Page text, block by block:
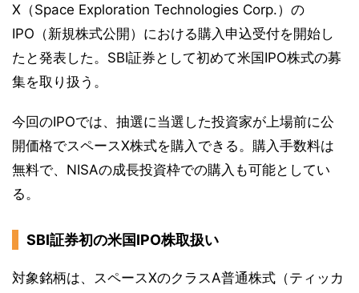
X（Space Exploration Technologies Corp.）の
IPO（新規株式公開）における購入申込受付を開始し
たと発表した。SBI証券として初めて米国IPO株式の募
集を取り扱う。
今回のIPOでは、抽選に当選した投資家が上場前に公
開価格でスペースX株式を購入できる。購入手数料は
無料で、NISAの成長投資枠での購入も可能としてい
る。
SBI証券初の米国IPO株取扱い
対象銘柄は、スペースXのクラスA普通株式（ティッカ